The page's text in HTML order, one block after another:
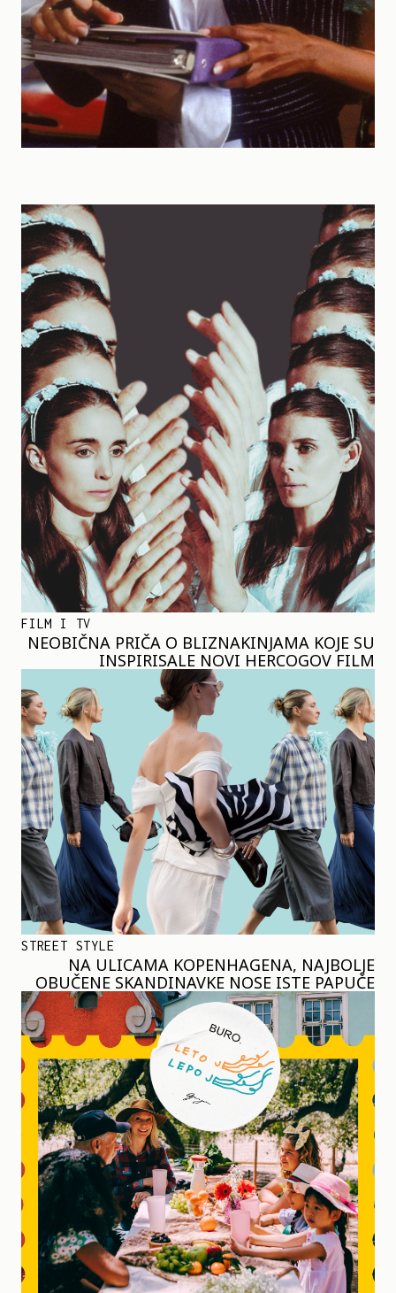
FILM I TV
NEOBIČNA PRIČA O BLIZNAKINJAMA KOJE SU
INSPIRISALE NOVI HERCOGOV FILM
STREET STYLE
NA ULICAMA KOPENHAGENA, NAJBOLJE
OBUČENE SKANDINAVKE NOSE ISTE PAPUČE